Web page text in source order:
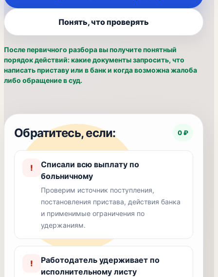
Понять, что проверять
После первичного разбора вы получите понятный
порядок действий: какие документы запросить, что
написать приставу или в банк и когда возможна жалоба
либо обращение в суд.
Обратитесь, если: 0 ₽
!
Списали всю выплату по
больничному
Проверим источник поступления,
постановления пристава, действия банка
и применимые ограничения по
удержаниям.
!
Работодатель удерживает по
исполнительному листу